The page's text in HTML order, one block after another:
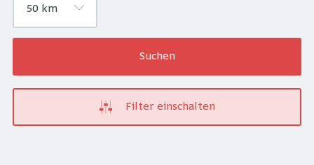
Suchen
Filter einschalten